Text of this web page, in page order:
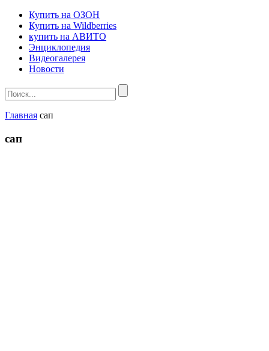
Купить на ОЗОН
Купить на Wildberries
купить на АВИТО
Энциклопедия
Видеогалерея
Новости
Главная сап
сап